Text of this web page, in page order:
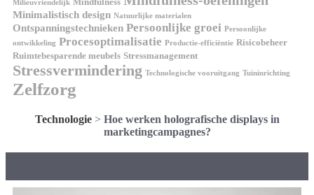
Milieuvriendelijk
Minimalistisch design Natuurlijke materialen
Ontspanningstechnieken Persoonlijke groei Persoonlijke
ontwikkeling Procesoptimalisatie Productie-efficiëntie Risicobeheer
Ruimtebesparende meubels Stressmanagement
Stressvermindering Technologische vooruitgang Tuininrichting
Zelfzorg
Technologie> Hoe werken holografische displays in
marketingcampagnes?